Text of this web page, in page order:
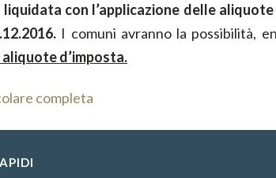
liquidata con l’applicazione delle
I comuni avranno la possibilità,
d’imposta.
completa